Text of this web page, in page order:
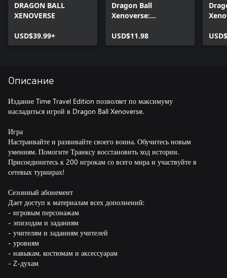
DRAGON BALL
XENOVERSE
USD$39.99+
Dragon Ball
Xenoverse:
USD$11.98
Описание
Издание Time Travel Edition позволяет по максимуму
насладиться игрой в Dragon Ball Xenoverse.
Игра
Настраивайте и развивайте своего воина. Обучитесь новым
умениям. Помогите Транксу восстановить ход истории.
Присоединитесь к 200 игрокам со всего мира и участвуйте в
сетевых турнирах!
Сезонный абонемент
Дает доступ к материалам всех дополнений:
- игровым персонажам
- эпизодам и заданиям
- учителям и заданиям учителей
- уровням
- навыкам, костюмам и аксессуарам
- Z-духам